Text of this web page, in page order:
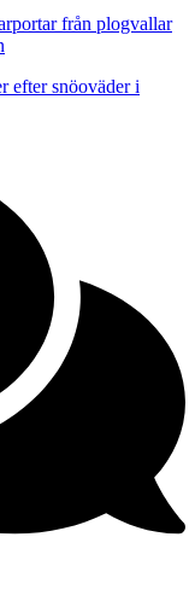
från plogvallar
efter snöoväder i